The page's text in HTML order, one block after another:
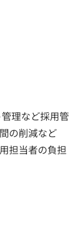
理など採用管
の削減など
担当者の負担